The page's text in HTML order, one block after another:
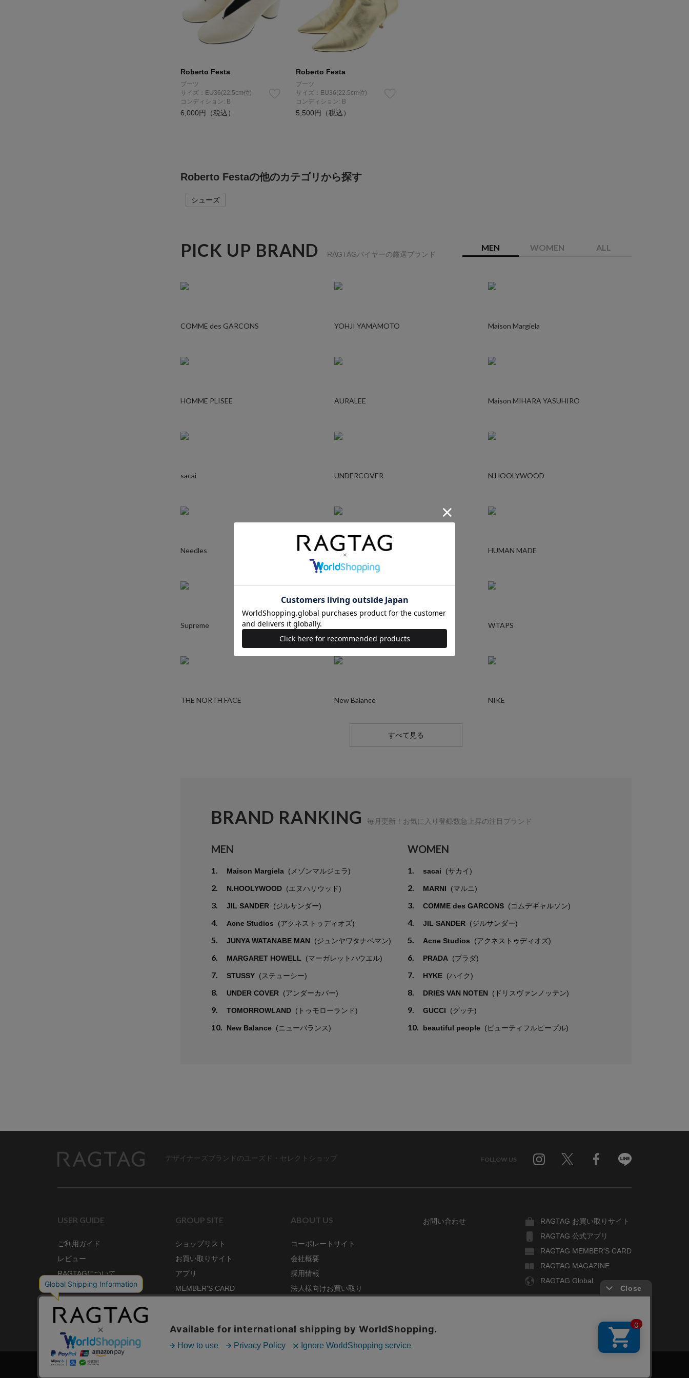
Roberto Festa
ブーツ
サイズ：EU36(22.5cm位)
コンディション: B
6,000円（税込）
Roberto Festa
ブーツ
サイズ：EU36(22.5cm位)
コンディション: B
5,500円（税込）
Roberto Festaの他のカテゴリから探す
シューズ
PICK UP BRAND RAGTAGバイヤーの厳選ブランド
MEN WOMEN ALL
COMME des GARCONS YOHJI YAMAMOTO Maison Margiela
HOMME PLISEE AURALEE Maison MIHARA YASUHIRO
sacai UNDERCOVER N.HOOLYWOOD
Needles Ralph Lauren HUMAN MADE
Supreme WTAPS
THE NORTH FACE New Balance NIKE
すべて見る
BRAND RANKING 毎月更新！お気に入り登録数急上昇の注目ブランド
MEN
1. Maison Margiela (メゾンマルジェラ)
2. N.HOOLYWOOD (エヌハリウッド)
3. JIL SANDER (ジルサンダー)
4. Acne Studios (アクネストゥディオズ)
5. JUNYA WATANABE MAN (ジュンヤワタナベマン)
6. MARGARET HOWELL (マーガレットハウエル)
7. STUSSY (ステューシー)
8. UNDER COVER (アンダーカバー)
9. TOMORROWLAND (トゥモローランド)
10. New Balance (ニューバランス)
WOMEN
1. sacai (サカイ)
2. MARNI (マルニ)
3. COMME des GARCONS (コムデギャルソン)
4. JIL SANDER (ジルサンダー)
5. Acne Studios (アクネストゥディオズ)
6. PRADA (プラダ)
7. HYKE (ハイク)
8. DRIES VAN NOTEN (ドリスヴァンノッテン)
9. GUCCI (グッチ)
10. beautiful people (ビューティフルピープル)
デザイナーズブランドのユーズド・セレクトショップ FOLLOW US
USER GUIDE
ご利用ガイド
レビュー
RAGTAGについて
ご利用規約
プライバシーポリシー
GROUP SITE
ショップリスト
お買い取りサイト
アプリ
MEMBER'S CARD
ABOUT US
コーポレートサイト
会社概要
採用情報
法人様向けお買い取り
お問い合わせ
RAGTAG お買い取りサイト
RAGTAG 公式アプリ
RAGTAG MEMBER'S CARD
RAGTAG MAGAZINE
RAGTAG Global